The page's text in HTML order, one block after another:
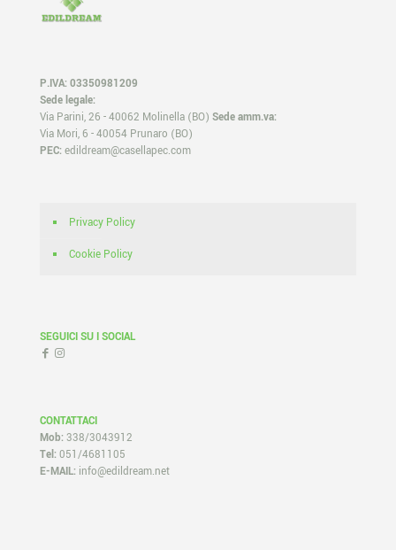
P.IVA: 03350981209
Sede legale:
Via Parini, 26 - 40062 Molinella (BO) Sede amm.va:
Via Mori, 6 - 40054 Prunaro (BO)
PEC: edildream@casellapec.com
Privacy Policy
Cookie Policy
SEGUICI SU I SOCIAL
CONTATTACI
Mob: 338/3043912
Tel: 051/4681105
E-MAIL: info@edildream.net